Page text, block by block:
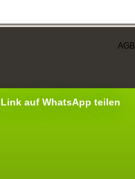
AGB
auf WhatsApp teilen